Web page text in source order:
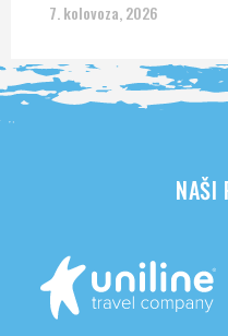
7. kolovoza, 2026
NAŠI